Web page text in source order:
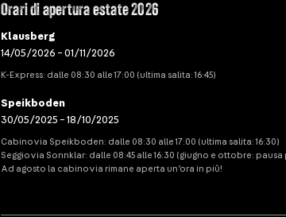
Orari di apertura estate 2026
Klausberg
14/05/2026 – 01/11/2026
K-Express: dalle 08:30 alle 17:00 (ultima salita: 16:45)
Speikboden
30/05/2025 – 18/10/2025
Cabinovia Speikboden: dalle 08:30 alle 17:00 (ultima salita: 16:30)
Seggiovia Sonnklar: dalle 08:45 alle 16:30 (giugno e ottobre: pausa
Ad agosto la cabinovia rimane aperta un’ora in più!